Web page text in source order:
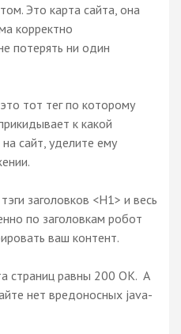
Это карта сайта, она
корректно
потерять ни один
тот тег по которому
к какой
сайт, уделите ему
заголовков <H1> и весь
по заголовкам робот
ваш контент.
страниц равны 200 ОК. А
нет вредоносных java-